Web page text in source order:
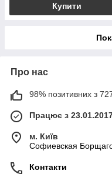
Купити
Про нас
98% позитивних з 727
Працює з
м. Київ
Софиевская
Контакти